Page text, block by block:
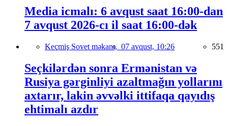
Media icmalı: 6 avqust saat 16:00-dan
7 avqust 2026-cı il saat 16:00-dək
Keçmiş Sovet məkanı, 07 avqust, 10:26 551
Seçkilərdən sonra Ermənistan və
Rusiya gərginliyi azaltmağın yollarını
axtarır, lakin əvvəlki ittifaqa qayıdış
ehtimalı azdır